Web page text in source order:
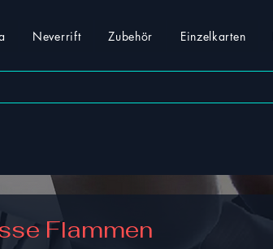
Neverrift Zubehör Einzelkarten
Flammen